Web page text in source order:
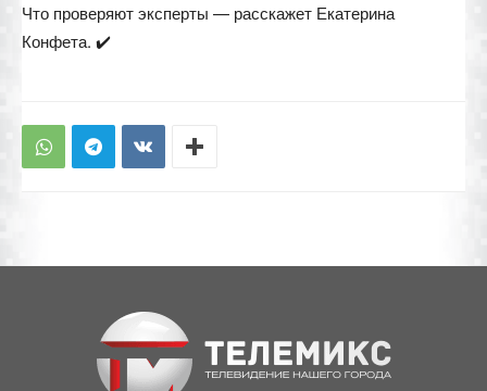
Что проверяют эксперты — расскажет Екатерина
Конфета. ✔️